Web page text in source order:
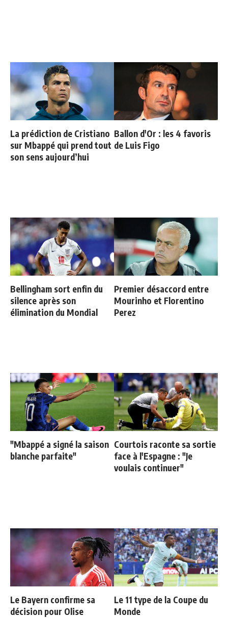
La prédiction de Cristiano
sur Mbappé qui prend tout
son sens aujourd’hui
Ballon d'Or : les 4 favoris
de Luis Figo
Bellingham sort enfin du
silence après son
élimination du Mondial
Premier désaccord entre
Mourinho et Florentino
Perez
"Mbappé a signé la saison
blanche parfaite"
Courtois raconte sa sortie
face à l'Espagne : "Je
voulais continuer"
Le Bayern confirme sa
décision pour Olise
Le 11 type de la Coupe du
Monde